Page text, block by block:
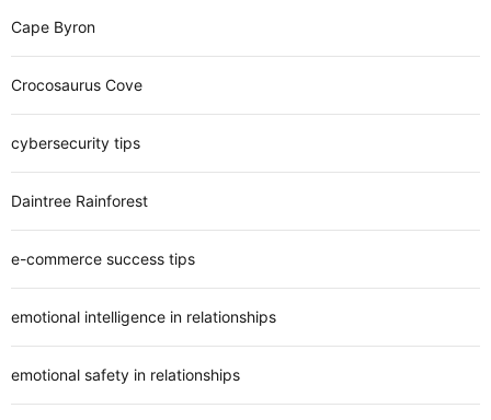
Cape Byron
Crocosaurus Cove
cybersecurity tips
Daintree Rainforest
e-commerce success tips
emotional intelligence in relationships
emotional safety in relationships